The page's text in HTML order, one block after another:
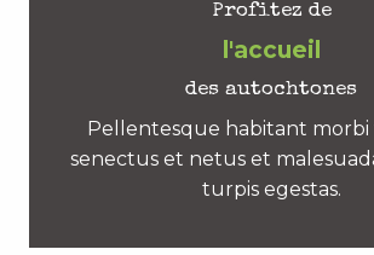
Profitez de
l'accueil
des autochtones
Pellentesque habitant
senectus et netus et
turpis egestas.